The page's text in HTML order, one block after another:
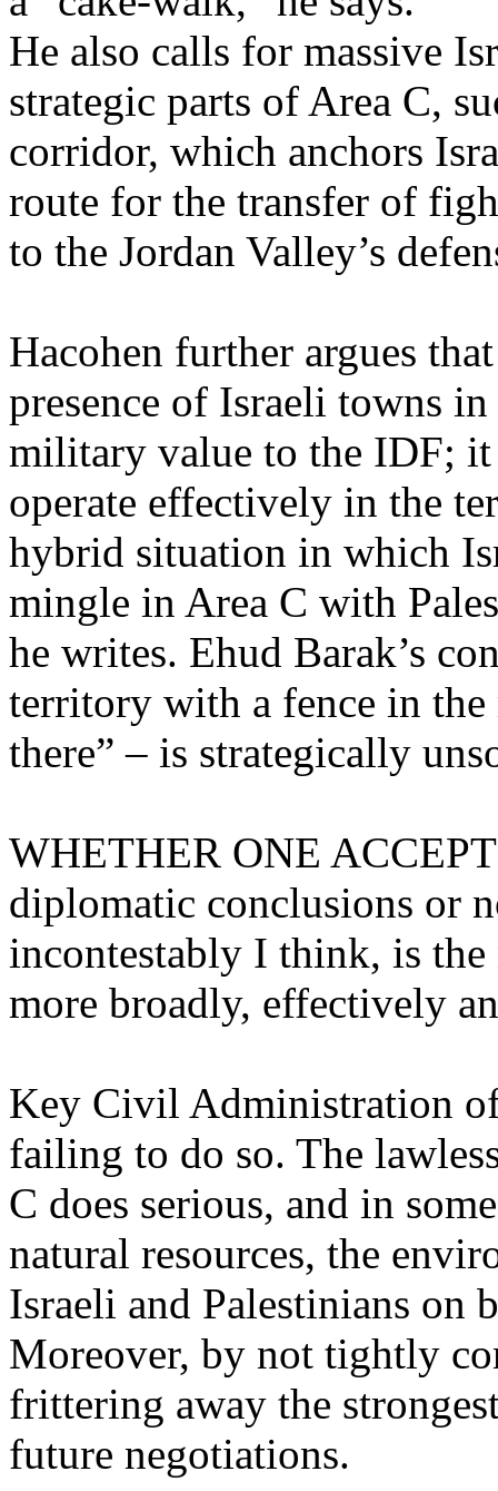
He also calls for massive
strategic parts of Area C,
corridor, which anchors
route for the transfer of
to the Jordan Valley’s
Hacohen further argues that
presence of Israeli towns in
military value to the IDF; it
operate effectively in the
hybrid situation in which
mingle in Area C with
he writes. Ehud Barak’s
territory with a fence in the
there” – is strategically
WHETHER ONE
diplomatic conclusions or
incontestably I think, is the
more broadly, effectively
Key Civil Administration
failing to do so. The
C does serious, and in some
natural resources, the
Israeli and Palestinians on
Moreover, by not tightly
frittering away the
future negotiations.